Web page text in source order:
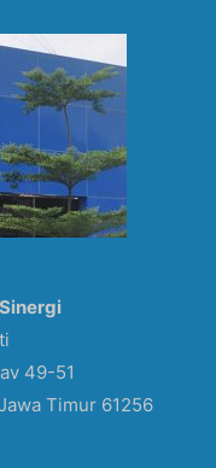
49-51
Timur 61256